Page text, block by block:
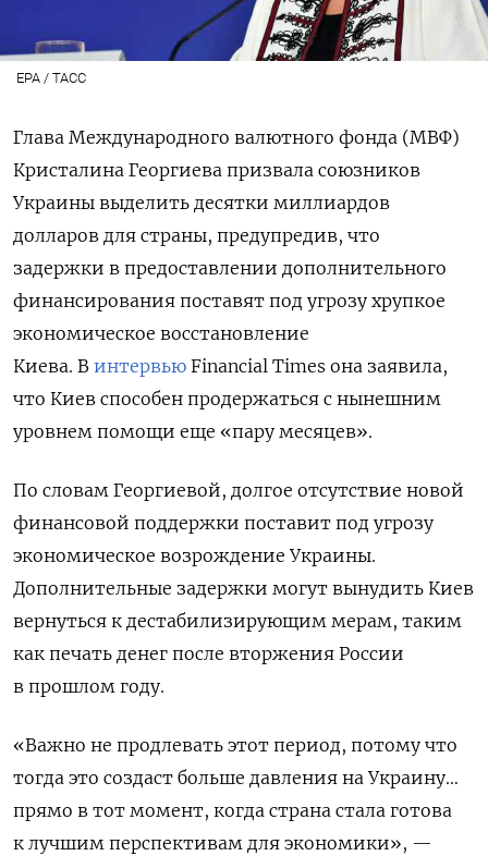
EPA / TACC
Глава Международного валютного фонда (МВФ)
Кристалина Георгиева призвала союзников
Украины выделить десятки миллиардов
долларов для страны, предупредив, что
задержки в предоставлении дополнительного
финансирования поставят под угрозу хрупкое
экономическое восстановление
Киева. В интервью Financial Times она заявила,
что Киев способен продержаться с нынешним
уровнем помощи еще «пару месяцев».
По словам Георгиевой, долгое отсутствие новой
финансовой поддержки поставит под угрозу
экономическое возрождение Украины.
Дополнительные задержки могут вынудить Киев
вернуться к дестабилизирующим мерам, таким
как печать денег после вторжения России
в прошлом году.
«Важно не продлевать этот период, потому что
тогда это создаст больше давления на Украину…
прямо в тот момент, когда страна стала готова
к лучшим перспективам для экономики», —